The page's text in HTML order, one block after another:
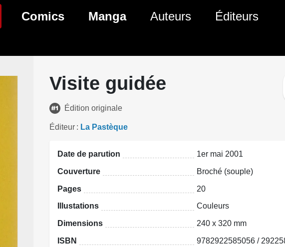
courante)
BD
Comics Manga
Genres Manga
Auteurs Éditeurs
Visite guidée
Édition originale
Éditeur La Pastèque
Date de parution 1er mai 2001
Couverture Broché (souple)
Pages 20
Illustations Couleurs
Dimensions 240 x 320 mm
ISBN 9782922585056 /